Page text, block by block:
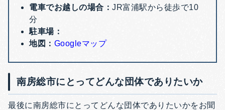
電車でお越しの場合： JR富浦駅から徒歩で10
分
駐車場：
地図： Googleマップ
南房総市にとってどんな団体でありたいか
最後に南房総市にとってどんな団体でありたいかをお聞